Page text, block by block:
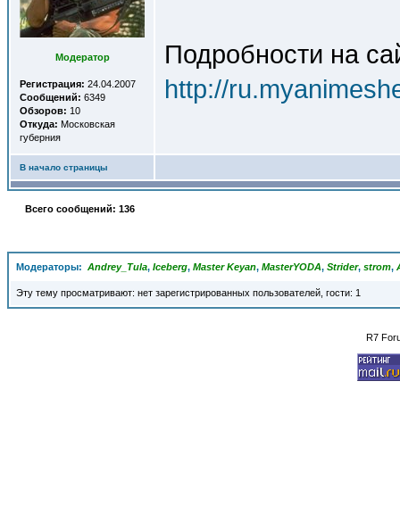
Модератор
Регистрация: 24.04.2007
Сообщений: 6349
Обзоров: 10
Откуда: Московская
губерния
Подробности на
http://
В начало страницы
Всего сообщений: 136
Модераторы: Andrey_Tula, Iceberg, Master Keyan, MasterYODA, Strider, strom,
Эту тему просматривают: нет зарегистрированных пользователей, гости: 1
R7